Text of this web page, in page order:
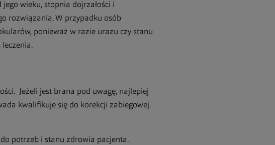
wieku, stopnia dojrzałości i
rozwiązania. W przypadku osób
ponieważ w razie urazu czy stanu
Jeżeli jest brana pod uwagę, najlepiej
kwalifikuje się do korekcji zabiegowej.
potrzeb i stanu zdrowia pacjenta.